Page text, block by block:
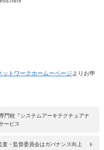
ットワークホームーページよりお申
門校『システムアーキテクチュアナ
ービス
・監督委員会はガバナンス向上